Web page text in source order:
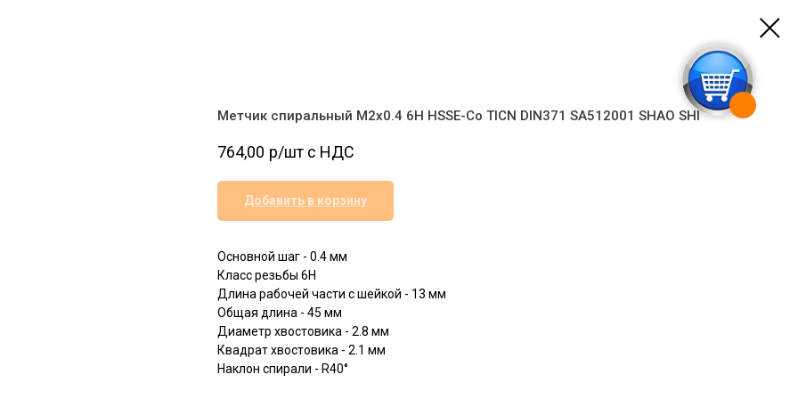
Метчик спиральный M2x0.4 6H HSSE-Co TICN DIN371 SA512001 SHAO SHI
764,00 р/шт c НДС
Добавить в корзину
Основной шаг - 0.4 мм
Класс резьбы 6H
Длина рабочей части с шейкой - 13 мм
Общая длина - 45 мм
Диаметр хвостовика - 2.8 мм
Квадрат хвостовика - 2.1 мм
Наклон спирали - R40°